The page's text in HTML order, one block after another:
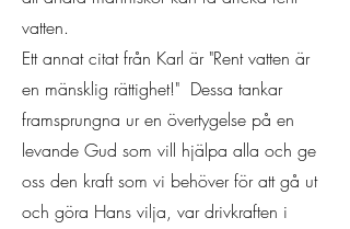
vatten.
Ett annat citat från Karl är "Rent vatten är
en mänsklig rättighet!" Dessa tankar
framsprungna ur en övertygelse på en
levande Gud som vill hjälpa alla och ge
oss den kraft som vi behöver för att gå ut
och göra Hans vilja, var drivkraften i